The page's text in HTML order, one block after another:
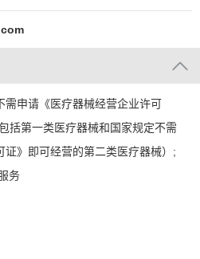
需申请《医疗器械经营企业许可
括第一类医疗器械和国家规定不需
证》即可经营的第二类医疗器械）;
务